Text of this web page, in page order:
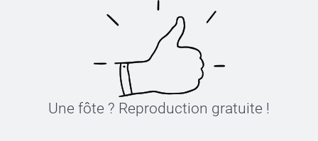
Une fôte ? Reproduction gratuite !